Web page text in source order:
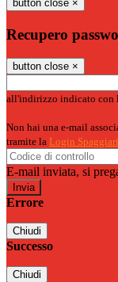
button close ×
Recupero
button close ×
all'indirizzo indicato con
Non hai una e-mail
tramite la Login Spaggiari
E-mail inviata, si
Errore
Chiudi
Successo
Chiudi